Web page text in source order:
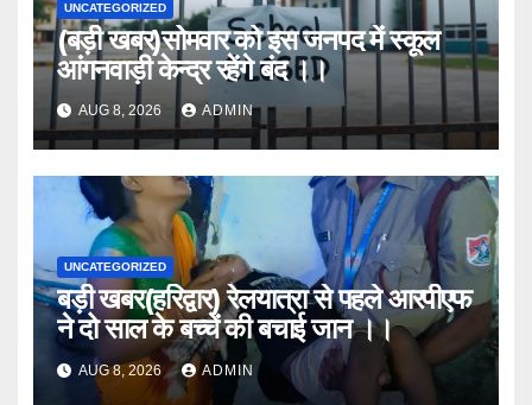
UNCATEGORIZED
(बड़ी खबर)सोमवार को इस जनपद में स्कूल
आंगनवाड़ी केन्द्र रहेंगे बंद ।।
AUG 8, 2026 ADMIN
UNCATEGORIZED
बड़ी खबर(हरिद्वार) रेलयात्रा से पहले आरपीएफ
ने दो साल के बच्चें की बचाई जान ।।
AUG 8, 2026 ADMIN